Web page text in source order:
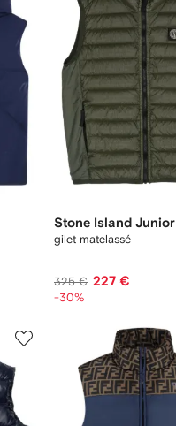
Stone Island Junior
gilet matelassé
325 € 227 €
-30%